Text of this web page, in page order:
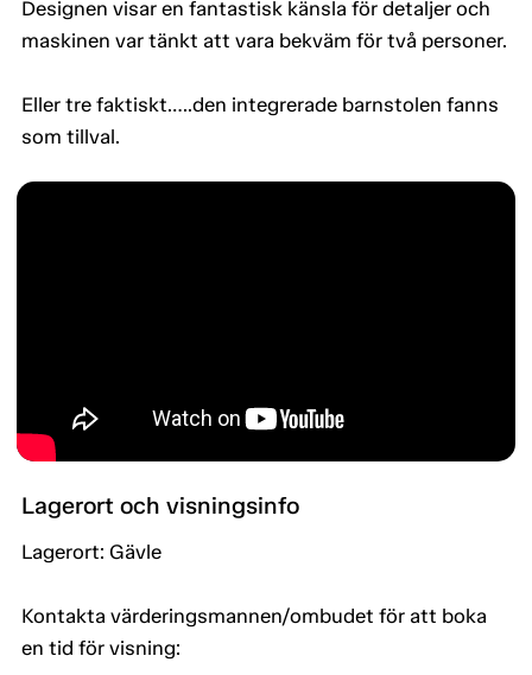
Designen visar en fantastisk känsla för detaljer och
maskinen var tänkt att vara bekväm för två personer.
Eller tre faktiskt…..den integrerade barnstolen fanns
som tillval.
Lagerort och visningsinfo
Lagerort: Gävle
Kontakta värderingsmannen/ombudet för att boka
en tid för visning: